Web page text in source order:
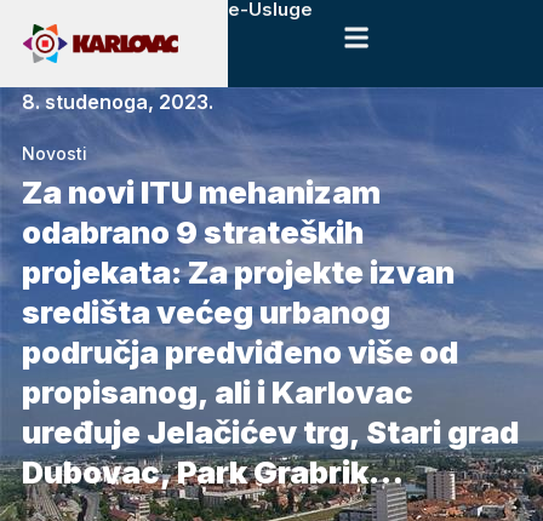
e-Usluge
8. studenoga, 2023.
Novosti
Za novi ITU mehanizam
odabrano 9 strateških
projekata: Za projekte izvan
središta većeg urbanog
područja predviđeno više od
propisanog, ali i Karlovac
uređuje Jelačićev trg, Stari grad
Dubovac, Park Grabrik…